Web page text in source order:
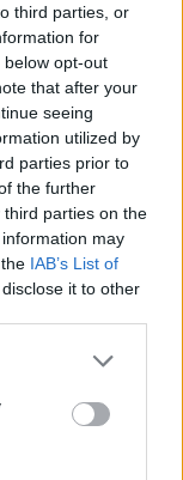
third parties, or
for
opt-out
that after your
seeing
utilized by
parties prior to
the further
parties on the
may
IAB’s List of
it to other
or more Google
You may click to
party tags to
in below Google
műszaki
az is, hogy mely
hozhat a…..
atomhulladék,
van,
Szaúd-